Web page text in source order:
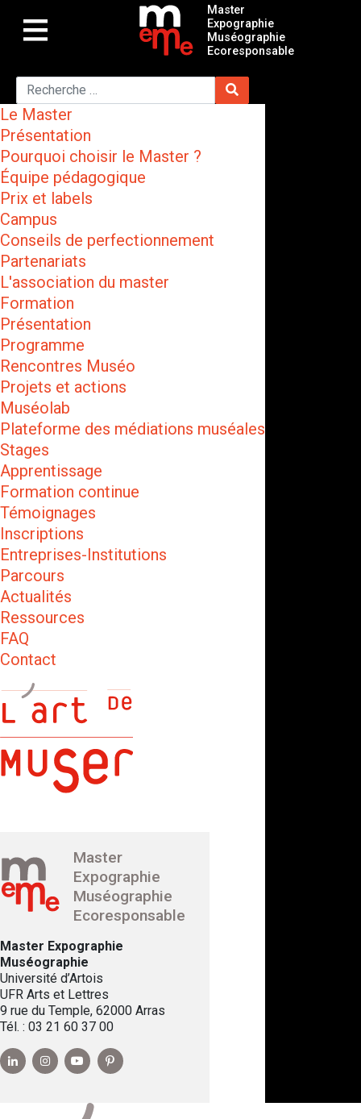
Master
Expographie
Muséographie
Ecoresponsable
Le Master
Présentation
Pourquoi choisir le Master ?
Équipe pédagogique
Prix et labels
Campus
Conseils de perfectionnement
Partenariats
L'association du master
Formation
Présentation
Programme
Rencontres Muséo
Projets et actions
Muséolab
Plateforme des médiations muséales
Stages
Apprentissage
Formation continue
Témoignages
Inscriptions
Entreprises-Institutions
Parcours
Actualités
Ressources
FAQ
Contact
Master
Expographie
Muséographie
Ecoresponsable
Master Expographie
Muséographie
Université d’Artois
UFR Arts et Lettres
9 rue du Temple, 62000 Arras
Tél. : 03 21 60 37 00